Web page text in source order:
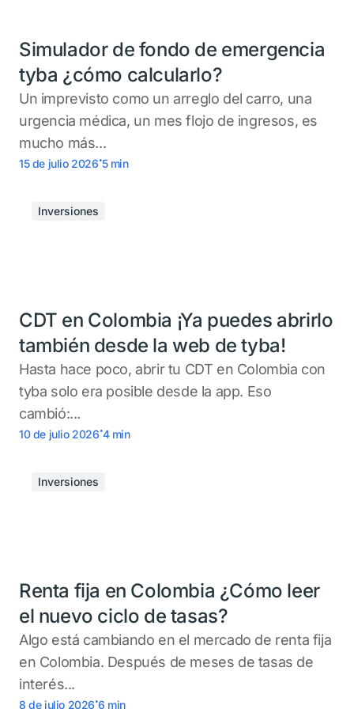
Simulador de fondo de emergencia
tyba ¿cómo calcularlo?
Un imprevisto como un arreglo del carro, una
urgencia médica, un mes flojo de ingresos, es
mucho más...
15 de julio 2026.5 min
Inversiones
CDT en Colombia ¡Ya puedes abrirlo
también desde la web de tyba!
Hasta hace poco, abrir tu CDT en Colombia con
tyba solo era posible desde la app. Eso
cambió:...
10 de julio 2026.4 min
Inversiones
Renta fija en Colombia ¿Cómo leer
el nuevo ciclo de tasas?
Algo está cambiando en el mercado de renta fija
en Colombia. Después de meses de tasas de
interés...
8 de julio 2026.6 min